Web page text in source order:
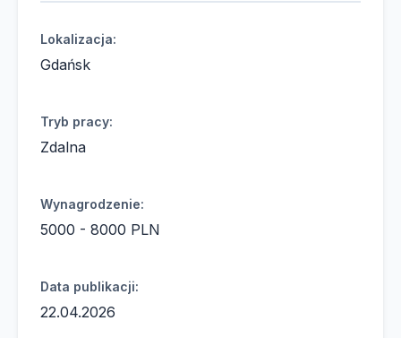
Lokalizacja:
Gdańsk
Tryb pracy:
Zdalna
Wynagrodzenie:
5000 - 8000 PLN
Data publikacji:
22.04.2026